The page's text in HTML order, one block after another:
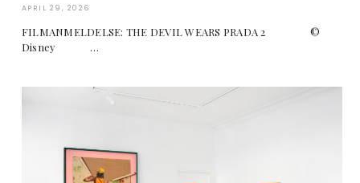
APRIL 29, 2026
FILMANMELDELSE: THE DEVIL WEARS PRADA 2 ©
Disney …